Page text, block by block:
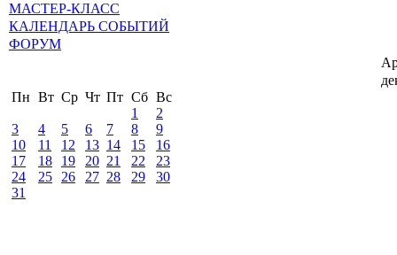
МАСТЕР-КЛАСС
КАЛЕНДАРЬ СОБЫТИЙ
ФОРУМ
Пн Вт Ср Чт Пт Сб Вс
1
2
3
4 5 6 7 8
9
10
11 12 13 14 15
16
17
18 19 20 21 22
23
24
25 26 27 28 29
30
31